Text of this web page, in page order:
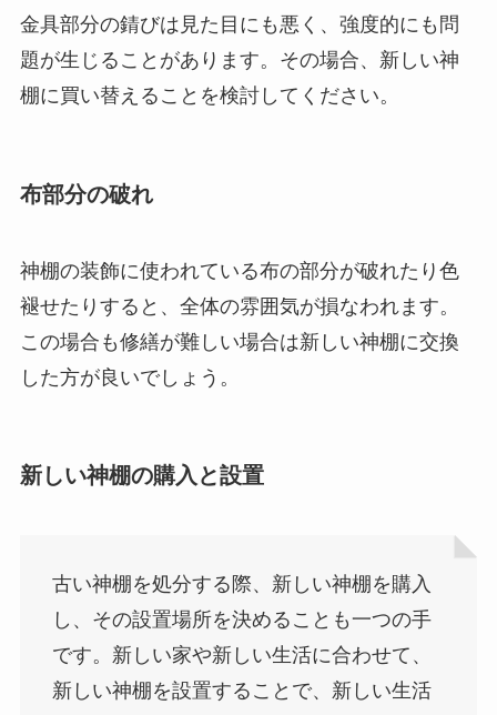
金具部分の錆びは見た目にも悪く、強度的にも問
題が生じることがあります。その場合、新しい神
棚に買い替えることを検討してください。
布部分の破れ
神棚の装飾に使われている布の部分が破れたり色
褪せたりすると、全体の雰囲気が損なわれます。
この場合も修繕が難しい場合は新しい神棚に交換
した方が良いでしょう。
新しい神棚の購入と設置
古い神棚を処分する際、新しい神棚を購入
し、その設置場所を決めることも一つの手
です。新しい家や新しい生活に合わせて、
新しい神棚を設置することで、新しい生活